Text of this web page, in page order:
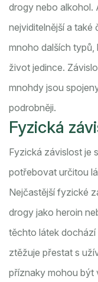
drogy nebo alkohol.
nejviditelnější a také
mnoho dalších
život jedince.
mnohdy jsou
podrobněji.
Fyzická
Fyzická závislost je
potřebovat určitou
Nejčastější fyzické
drogy jako heroin
těchto látek
ztěžuje přestat s
příznaky mohou být